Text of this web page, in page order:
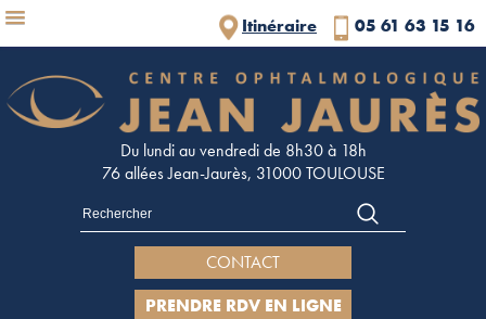
05 61 63 15 16
Itinéraire
Du lundi au vendredi de 8h30 à 18h
76 allées Jean-Jaurès, 31000 TOULOUSE
CONTACT
PRENDRE RDV EN LIGNE
Panneau de gestion des cookies